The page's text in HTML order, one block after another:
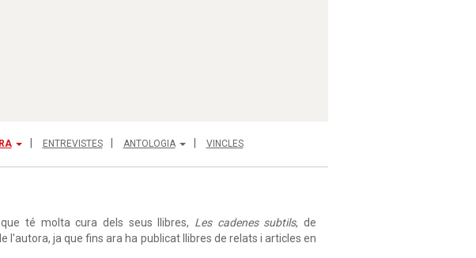
ENTREVISTES ANTOLOGIA VINCLES
té molta cura dels seus llibres, Les cadenes subtils, de
l'autora, ja que fins ara ha publicat llibres de relats i articles en